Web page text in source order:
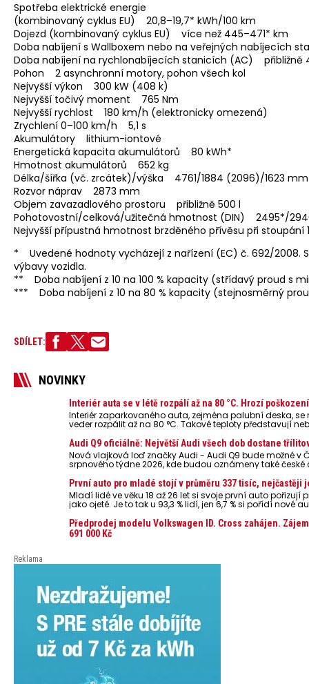
Spotřeba elektrické energie
(kombinovaný cyklus EU) 20,8–19,7* kWh/100 km
Dojezd (kombinovaný cyklus EU) více než 445–471* km
Doba nabíjení s Wallboxem nebo na veřejných nabíjecích
Doba nabíjení na rychlonabíjecích stanicích (AC) přibližně
Pohon 2 asynchronní motory, pohon všech kol
Nejvyšší výkon 300 kW (408 k)
Nejvyšší točivý moment 765 Nm
Nejvyšší rychlost 180 km/h (elektronicky omezená)
Zrychlení 0–100 km/h 5,1 s
Akumulátory lithium-iontové
Energetická kapacita akumulátorů 80 kWh*
Hmotnost akumulátorů 652 kg
Délka/šířka (vč. zrcátek)/výška 4761/1884 (2096)/1623 mm
Rozvor náprav 2873 mm
Objem zavazadlového prostoru přibližně 500 l
Pohotovostní/celková/užitečná hmotnost (DIN) 2495*/
Nejvyšší přípustná hmotnost brzděného přívěsu při stoupání
* Uvedené hodnoty vycházejí z nařízení (EC) č. 692/2008.
výbavy vozidla.
** Doba nabíjení z 10 na 100 % kapacity (střídavý proud s
*** Doba nabíjení z 10 na 80 % kapacity (stejnosměrný
SDÍLET:
NOVINKY
Interiér auta se v létě rozpálí až na 80 °C. Hrozí
Interiér zaparkovaného auta, zejména palubní deska,
veder rozpálit až na 80 °C. Takové teploty představují
případech i zvýšit riziko požáru.
Audi Q9 oficiálně: Největší Audi všech dob dostane
Nová vlajková loď značky Audi - Audi Q9 bude možné v
srpnového týdne 2026, kde budou oznámeny také české
První auto pro mladé stojí v průměru 337 tisíc, nejčastěji
Mladí lidé ve věku 18 až 26 let si svoje první auto
jako ojeté. Je to tak u 93,3 % lidí, jen 6,7 % si pořídí nové
dat Leasingu České spořitelny za posledních 10 let
Předprodej modelu Volkswagen ID. Cross zahájen.
691 000 Kč
Reklama